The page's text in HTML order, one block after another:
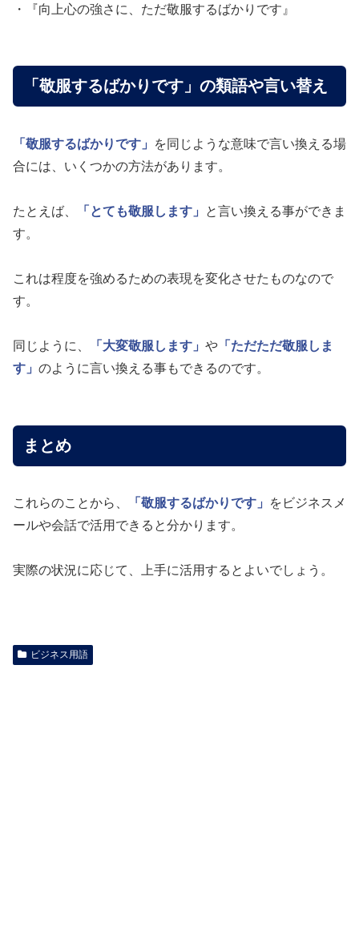
・『向上心の強さに、ただ敬服するばかりです』
「敬服するばかりです」の類語や言い替え
「敬服するばかりです」
を同じような意味で言い換える場
合には、いくつかの方法があります。
たとえば、 「とても敬服します」
と言い換える事ができま
す。
これは程度を強めるための表現を変化させたものなので
す。
同じように、 「大変敬服します」 や 「ただただ敬服しま
す」 のように言い換える事もできるのです。
まとめ
これらのことから、 「敬服するばかりです」
をビジネスメ
ールや会話で活用できると分かります。
実際の状況に応じて、上手に活用するとよいでしょう。
ビジネス用語